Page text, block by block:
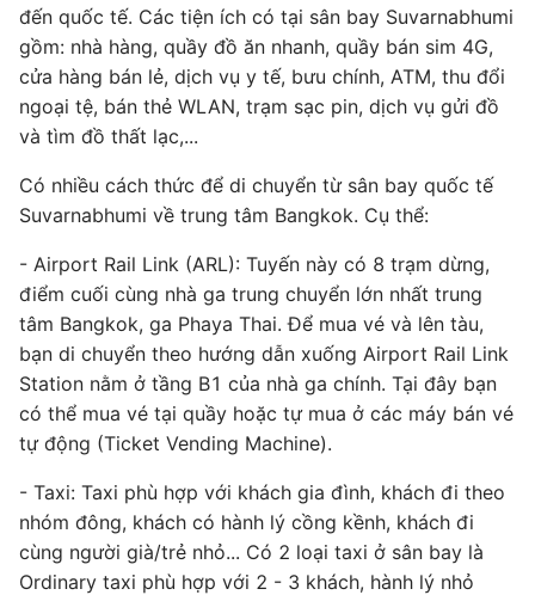
đến quốc tế. Các tiện ích có tại sân bay Suvarnabhumi
gồm: nhà hàng, quầy đồ ăn nhanh, quầy bán sim 4G,
cửa hàng bán lẻ, dịch vụ y tế, bưu chính, ATM, thu đổi
ngoại tệ, bán thẻ WLAN, trạm sạc pin, dịch vụ gửi đồ
và tìm đồ thất lạc,...
Có nhiều cách thức để di chuyển từ sân bay quốc tế
Suvarnabhumi về trung tâm Bangkok. Cụ thể:
- Airport Rail Link (ARL): Tuyến này có 8 trạm dừng,
điểm cuối cùng nhà ga trung chuyển lớn nhất trung
tâm Bangkok, ga Phaya Thai. Để mua vé và lên tàu,
bạn di chuyển theo hướng dẫn xuống Airport Rail Link
Station nằm ở tầng B1 của nhà ga chính. Tại đây bạn
có thể mua vé tại quầy hoặc tự mua ở các máy bán vé
tự động (Ticket Vending Machine).
- Taxi: Taxi phù hợp với khách gia đình, khách đi theo
nhóm đông, khách có hành lý cồng kềnh, khách đi
cùng người già/trẻ nhỏ... Có 2 loại taxi ở sân bay là
Ordinary taxi phù hợp với 2 - 3 khách, hành lý nhỏ